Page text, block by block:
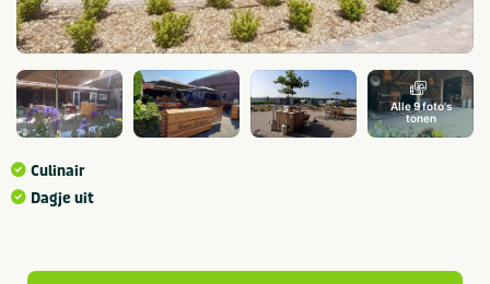
Alle 9 foto's
tonen
Culinair
Dagje uit